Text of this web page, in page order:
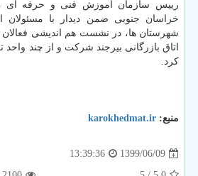
خراسان جنوبی ضمن دیدار با
شهرستان ها، در نشست هم اندیشی فعالان
اتاق بازرگانی بیرجند شرکت و از چند واحد
کرد.
منبع: karokhedmat.ir
1399/06/09
13:39:36